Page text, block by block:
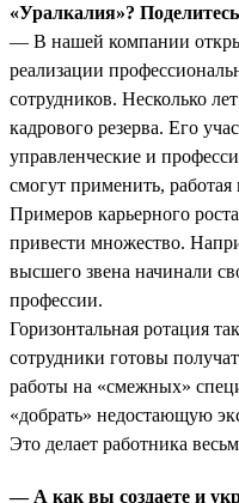
«Уралкалия»?
— В нашей компании
реализации
сотрудников. Несколько
кадрового резерва. Его
управленческие и
смогут применить,
Примеров карьерного
привести множество.
высшего звена начинали
профессии.
Горизонтальная ротация
сотрудники готовы
работы на «смежных»
«добрать» недостающую
Это делает работника
— А как вы создаете и